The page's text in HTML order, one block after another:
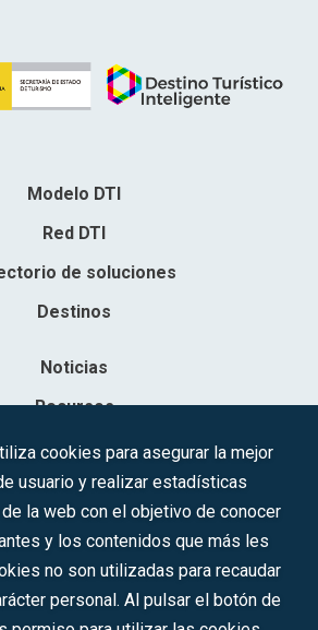
Modelo DTI
Red DTI
de soluciones
Destinos
Noticias
Recursos
Contacto
para la Gestión de la Innovación y las
T, 12593, Se. 8, F. 129, H. 201.307.
C.I.F.: A-81/874.984
cookies para asegurar la mejor
usuario y realizar estadísticas
la web con el objetivo de conocer
y los contenidos que más les
no son utilizadas para recaudar
personal. Al pulsar el botón de